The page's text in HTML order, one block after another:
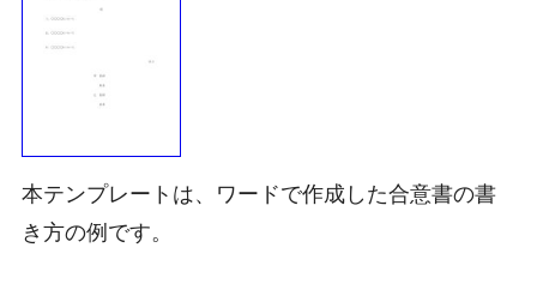
本テンプレートは、ワードで作成した合意書の書
き方の例です。